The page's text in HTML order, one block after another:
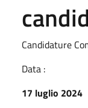
Candidature
Data :
17 luglio 2024